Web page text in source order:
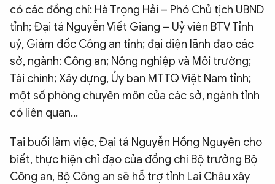
ĐA PHƯƠNG TIỆN
eMagazine
Podcast
Video Ảnh
Infographic
Chuyên trangAn ninh thế giới
có các đồng chí: Hà Trọng Hải – Phó Chủ tịch UBND
tỉnh; Đại tá Nguyễn Viết Giang – Uỷ viên BTV Tỉnh
uỷ, Giám đốc Công an tỉnh; đại diện lãnh đạo các
sở, ngành: Công an; Nông nghiệp và Môi trường;
Tài chính; Xây dựng, Ủy ban MTTQ Việt Nam tỉnh;
một số phòng chuyên môn của các sở, ngành tỉnh
có liên quan…
Tại buổi làm việc, Đại tá Nguyễn Hồng Nguyên cho
biết, thực hiện chỉ đạo của đồng chí Bộ trưởng Bộ
Công an, Bộ Công an sẽ hỗ trợ tỉnh Lai Châu xây